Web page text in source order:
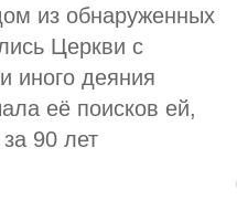
из обнаруженных
Церкви с
иного деяния
её поисков ей,
90 лет